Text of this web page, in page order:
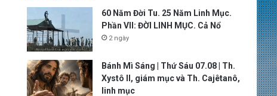
60 Năm Đời Tu. 25 Năm Linh Mục.
Phần VII: ĐỜI LINH MỤC. Cả Nổ
2 ngày
Bánh Mì Sáng | Thứ Sáu 07.08 | Th.
Xystô II, giám mục và Th. Cajêtanô,
linh mục